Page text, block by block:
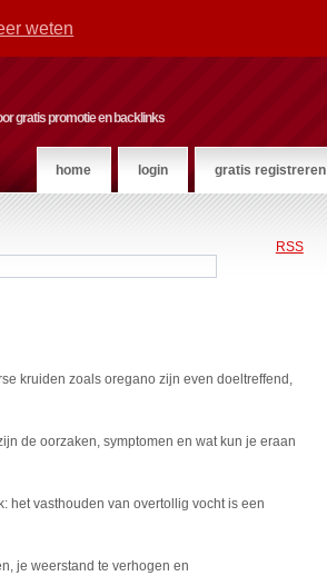
weten
gratis promotie en backlinks
home login gratis registreren
RSS
kruiden zoals oregano zijn even doeltreffend,
de oorzaken, symptomen en wat kun je eraan
het vasthouden van overtollig vocht is een
je weerstand te verhogen en